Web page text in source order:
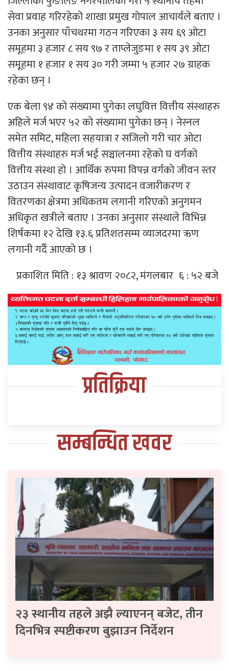
सेवा प्रवाह गरिरहेको शाखा प्रमुख गोपाल आचार्यले बताए ।
उनका अनुसार पाँचथरमा गठन गरिएका ३ सय ६९ ओटा
समूहमा ३ हजार ८ सय ९७ र ताप्लेजुङमा १ सय ३९ ओटा
समूहमा १ हजार १ सय ३० गरी जम्मा ५ हजार २७ ग्राहक
रहेका छन् ।
एक बेला ९४ को संख्यामा पुगेका लघुवित्त वित्तीय संस्थाहरु
अहिले मर्ज भएर ५२ को संख्यामा पुगेका छन् । नेस्नल
समेत समिट, महिला सहयात्रा र सजिलो गरी चार ओटा
वित्तीय संस्थाहरु मर्ज भई सञ्चालनमा रहेको घ वर्गको
वित्तीय संस्था हो । आर्थिक रुपमा विपन्न वर्गको जीवन स्तर
उठाउन संस्थावाट कृषिजन्य उत्पादन वजारीकरण र
वितरणका क्षेत्रमा अधिकतम लगानी गरिएको अनुगमन
अधिकृत खत्रीले बताए । उनका अनुसार संस्थाले विभिन्न
शिर्षकमा १२ देखि १३.६ प्रतिशतसम्म व्याजदरमा ऋण
लगानी गर्दै आएको छ ।
प्रकाशित मिति : १३ श्रावण २०८२, मंगलबार ६ : ५२ बजे
प्रतिक्रिया
सम्बन्धित खवर
२३ स्थानीय तहले अझै ल्याएनन् बजेट, तीन
दिनभित्र स्पष्टीकरण बुझाउन निर्देशन